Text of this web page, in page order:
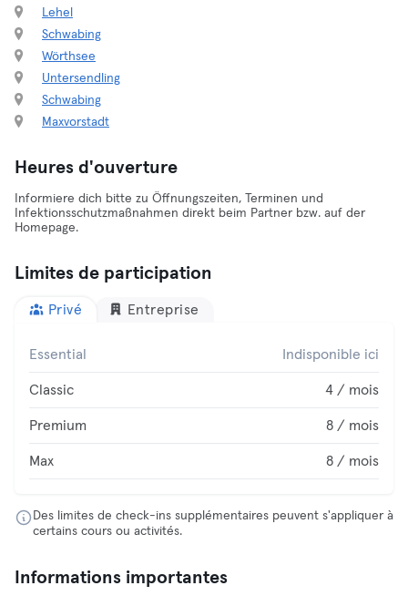
Lehel
Schwabing
Wörthsee
Untersendling
Schwabing
Maxvorstadt
Heures d'ouverture
Informiere dich bitte zu Öffnungszeiten, Terminen und
Infektionsschutzmaßnahmen direkt beim Partner bzw. auf der
Homepage.
Limites de participation
Privé Entreprise
Essential Indisponible ici
Classic 4 / mois
Premium 8 / mois
Max 8 / mois
Des limites de check-ins supplémentaires peuvent s'appliquer à
certains cours ou activités.
Informations importantes